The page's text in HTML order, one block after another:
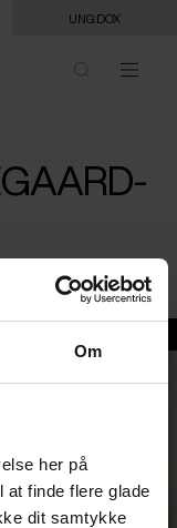
Om
her på
at finde flere glade
dit samtykke
UNG:DOX